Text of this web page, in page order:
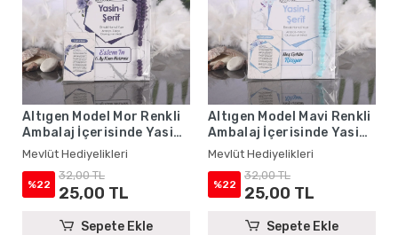
Altıgen Model Mor Renkli
Ambalaj İçerisinde Yasin
Kitabı, Magnet ve Tesbih -
Mevlüt Hediyelikleri
Mevlüt Hediyelikleri
%22
32,00 TL
25,00 TL
Sepete Ekle
Altıgen Model Mavi Renkli
Ambalaj İçerisinde Yasin
Kitabı, Magnet ve Tesbih -
Mevlüt Hediyelikleri
Mevlüt Hediyelikleri
%22
32,00 TL
25,00 TL
Sepete Ekle